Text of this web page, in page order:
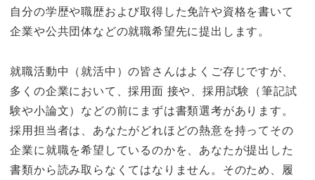
自分の学歴や職歴および取得した免許や資格を書いて
企業や公共団体などの就職希望先に提出します。
就職活動中（就活中）の皆さんはよくご存じですが、
多くの企業において、採用面 接や、採用試験（筆記試
験や小論文）などの前にまずは書類選考があります。
採用担当者は、あなたがどれほどの熱意を持ってその
企業に就職を希望しているのかを、あなたが提出した
書類から読み取らなくてはなりません。そのため、履